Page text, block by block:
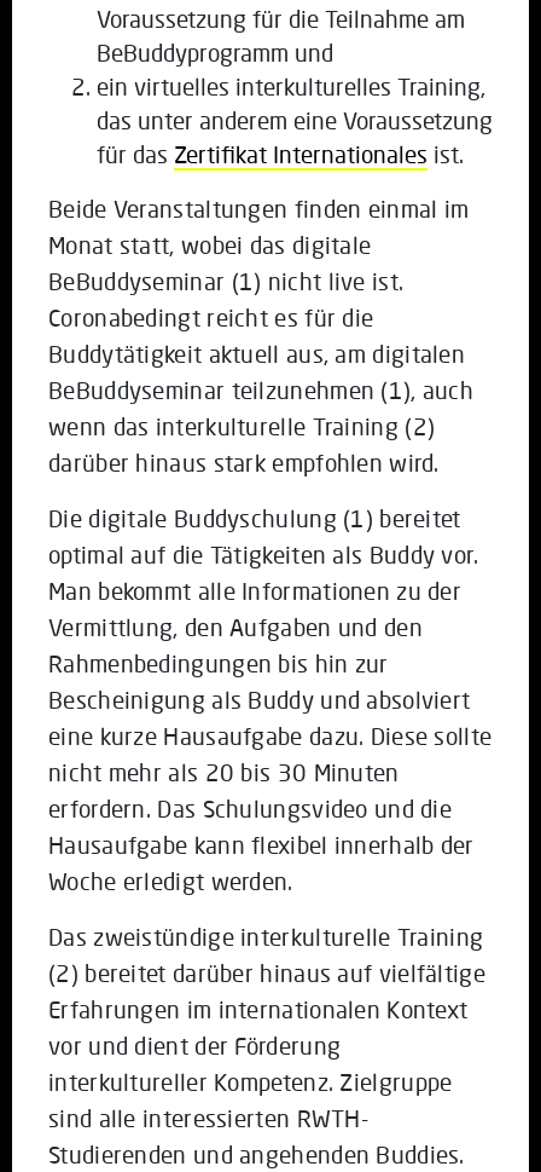
Voraussetzung für die Teilnahme am
BeBuddyprogramm und
ein virtuelles interkulturelles Training,
das unter anderem eine Voraussetzung
für das Zertifikat Internationales ist.
Beide Veranstaltungen finden einmal im
Monat statt, wobei das digitale
BeBuddyseminar (1) nicht live ist.
Coronabedingt reicht es für die
Buddytätigkeit aktuell aus, am digitalen
BeBuddyseminar teilzunehmen (1), auch
wenn das interkulturelle Training (2)
darüber hinaus stark empfohlen wird.
Die digitale Buddyschulung (1) bereitet
optimal auf die Tätigkeiten als Buddy vor.
Man bekommt alle Informationen zu der
Vermittlung, den Aufgaben und den
Rahmenbedingungen bis hin zur
Bescheinigung als Buddy und absolviert
eine kurze Hausaufgabe dazu. Diese sollte
nicht mehr als 20 bis 30 Minuten
erfordern. Das Schulungsvideo und die
Hausaufgabe kann flexibel innerhalb der
Woche erledigt werden.
Das zweistündige interkulturelle Training
(2) bereitet darüber hinaus auf vielfältige
Erfahrungen im internationalen Kontext
vor und dient der Förderung
interkultureller Kompetenz. Zielgruppe
sind alle interessierten RWTH-
Studierenden und angehenden Buddies.